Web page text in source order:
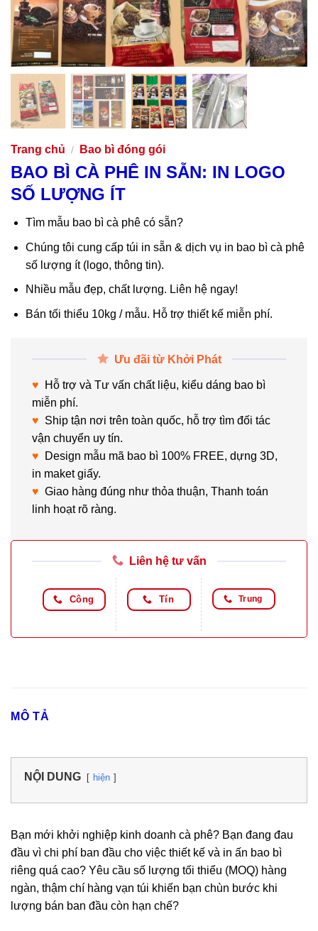
Trang chủ / Bao bì đóng gói
BAO BÌ CÀ PHÊ IN SẴN: IN LOGO
SỐ LƯỢNG ÍT
Tìm mẫu bao bì cà phê có sẵn?
Chúng tôi cung cấp túi in sẵn & dịch vụ in bao bì cà phê
số lượng ít (logo, thông tin).
Nhiều mẫu đẹp, chất lượng. Liên hệ ngay!
Bán tối thiểu 10kg / mẫu. Hỗ trợ thiết kế miễn phí.
Ưu đãi từ Khởi Phát
♥ Hỗ trợ và Tư vấn chất liệu, kiểu dáng bao bì
miễn phí.
♥ Ship tận nơi trên toàn quốc, hỗ trợ tìm đối tác
vận chuyển uy tín.
♥ Design mẫu mã bao bì 100% FREE, dựng 3D,
in maket giấy.
♥ Giao hàng đúng như thỏa thuận, Thanh toán
linh hoạt rõ ràng.
Liên hệ tư vấn
Công Tín Trung
MÔ TẢ
NỘI DUNG hiện
Bạn mới khởi nghiệp kinh doanh cà phê? Bạn đang đau
đầu vì chi phí ban đầu cho việc thiết kế và in ấn bao bì
riêng quá cao? Yêu cầu số lượng tối thiểu (MOQ) hàng
ngàn, thậm chí hàng vạn túi khiến bạn chùn bước khi
lượng bán ban đầu còn hạn chế?